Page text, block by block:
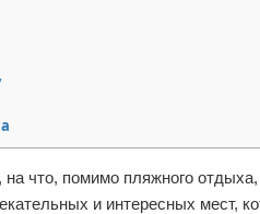
на что, помимо пляжного
и интересных мест,